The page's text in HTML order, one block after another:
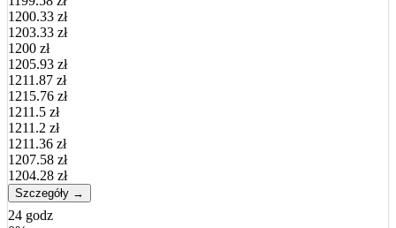
1200.33 zł
1203.33 zł
1200 zł
1205.93 zł
1211.87 zł
1215.76 zł
1211.5 zł
1211.2 zł
1211.36 zł
1207.58 zł
1204.28 zł
Szczegóły →
24 godz